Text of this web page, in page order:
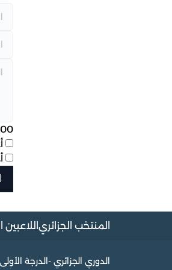
المنتخب الجزائري
الدوري الجزائري -الدرجة